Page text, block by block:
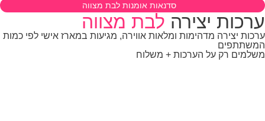
סדנאות אומנות לבת מצווה
יצירהלבת מצווה
יצירה מדהימות ומלאות אווירה, מגיעות במארז אישי לפי כמות
רק על הערכות + משלוח